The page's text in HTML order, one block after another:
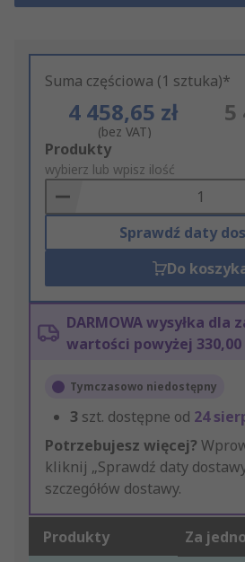
Suma częściowa (1 sztuka)*
4 458,65 zł
(bez VAT)
5
Add
to
Basket
Produkty
wybierz lub wpisz ilość
Sprawdź daty
Do
DARMOWA wysyłka dla
wartości powyżej 330,00
Tymczasowo niedostępny
3 szt. dostępne od 24
Potrzebujesz więcej?
kliknij „Sprawdź daty
szczegółów dostawy.
Produkty Za